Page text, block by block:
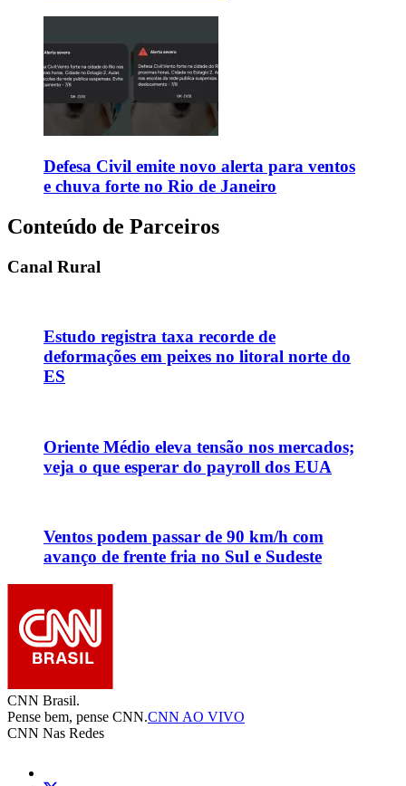
Defesa Civil emite novo alerta para ventos
e chuva forte no Rio de Janeiro
Conteúdo de Parceiros
Canal Rural
Estudo registra taxa recorde de
deformações em peixes no litoral norte do
ES
Oriente Médio eleva tensão nos mercados;
veja o que esperar do payroll dos EUA
Ventos podem passar de 90 km/h com
avanço de frente fria no Sul e Sudeste
CNN Brasil.
Pense bem, pense CNN.CNN AO VIVO
CNN Nas Redes